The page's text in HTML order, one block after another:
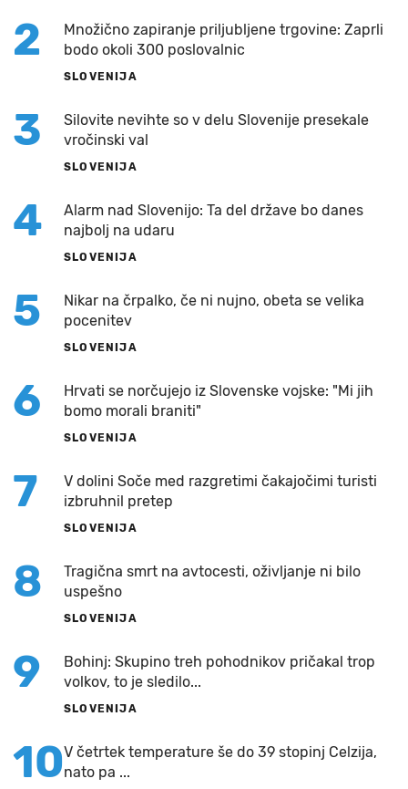
2
Množično zapiranje priljubljene trgovine: Zaprli
bodo okoli 300 poslovalnic
SLOVENIJA
3
Silovite nevihte so v delu Slovenije presekale
vročinski val
SLOVENIJA
4
Alarm nad Slovenijo: Ta del države bo danes
najbolj na udaru
SLOVENIJA
5
Nikar na črpalko, če ni nujno, obeta se velika
pocenitev
SLOVENIJA
6
Hrvati se norčujejo iz Slovenske vojske: "Mi jih
bomo morali braniti"
SLOVENIJA
7
V dolini Soče med razgretimi čakajočimi turisti
izbruhnil pretep
SLOVENIJA
8
Tragična smrt na avtocesti, oživljanje ni bilo
uspešno
SLOVENIJA
9
Bohinj: Skupino treh pohodnikov pričakal trop
volkov, to je sledilo...
SLOVENIJA
10V četrtek temperature še do 39 stopinj Celzija,
nato pa ...